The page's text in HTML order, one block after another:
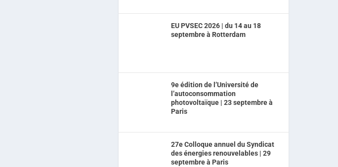
EU PVSEC 2026 | du 14 au 18
septembre à Rotterdam
9e édition de l’Université de
l’autoconsommation
photovoltaïque | 23 septembre à
Paris
27e Colloque annuel du Syndicat
des énergies renouvelables | 29
septembre à Paris